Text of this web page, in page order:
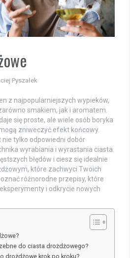
Pyszałek
z najpopularniejszych wypieków,
smakiem, jak i aromatem.
się proste, ale wiele osób boryka
zniweczyć efekt końcowy.
nie tylko odpowiedni dobór
wyrabiania i wyrastania ciasta.
błędów i ciesz się idealnie
które zachwyci Twoich
różnorodne przepisy, które
i odkrycie nowych
do ciasta drożdżowego?
drożdżowe krok po kroku?